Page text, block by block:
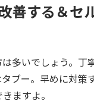
善する＆セ
多いでしょう。丁
ブー。早めに対策
ますよ。